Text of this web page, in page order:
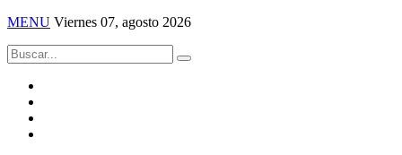
MENU Viernes 07, agosto 2026